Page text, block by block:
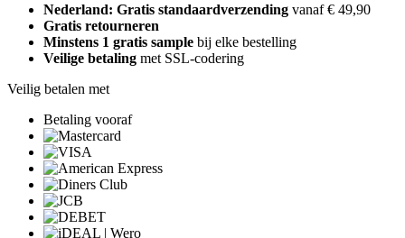
Nederland: Gratis standaardverzending vanaf € 49,90
Gratis retourneren
Minstens 1 gratis sample bij elke bestelling
Veilige betaling met SSL-codering
Veilig betalen met
Betaling vooraf